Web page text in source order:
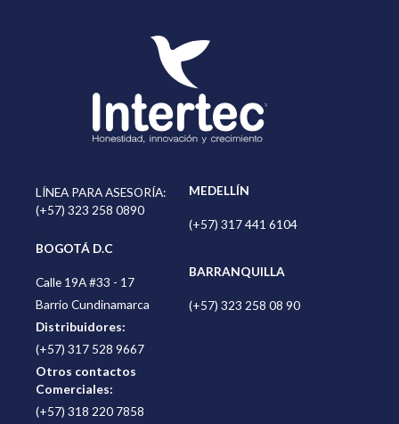
LÍNEA PARA ASESORÍA:
(+57) 323 258 0890
>
BOGOTÁ D.C
Calle 19A #33 - 17
Barrio Cundinamarca
Distribuidores:
(+57) 317 528 9667
Otros contactos
Comerciales:
(+57) 318 220 7858
MEDELLÍN
(+57) 317 441 6104
BARRANQUILLA
(+57) 323 258 08 90